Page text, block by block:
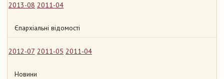
2013-08 2011-04
Єпархіальні відомості
2012-07 2011-05 2011-04
Новини